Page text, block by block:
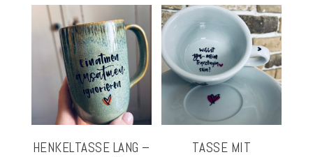
HENKELTASSE LANG –
TASSE MIT